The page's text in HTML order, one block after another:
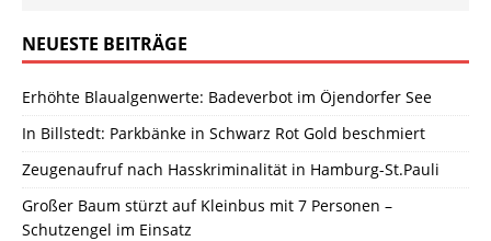
NEUESTE BEITRÄGE
Erhöhte Blaualgenwerte: Badeverbot im Öjendorfer See
In Billstedt: Parkbänke in Schwarz Rot Gold beschmiert
Zeugenaufruf nach Hasskriminalität in Hamburg-St.Pauli
Großer Baum stürzt auf Kleinbus mit 7 Personen –
Schutzengel im Einsatz